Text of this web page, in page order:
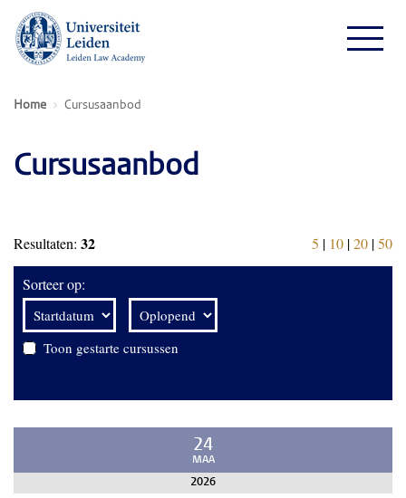
Home Cursusaanbod
Cursusaanbod
Resultaten: 32 5 | 10 |20 |50
Sorteer op:
Toon gestarte cursussen
24
MAA
2026